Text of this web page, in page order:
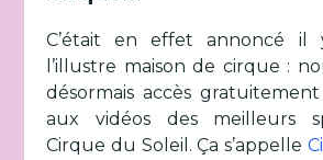
C’était en effet annoncé
l’illustre maison de cirque :
désormais accès
aux vidéos des meilleurs
Cirque du Soleil. Ça s’appelle